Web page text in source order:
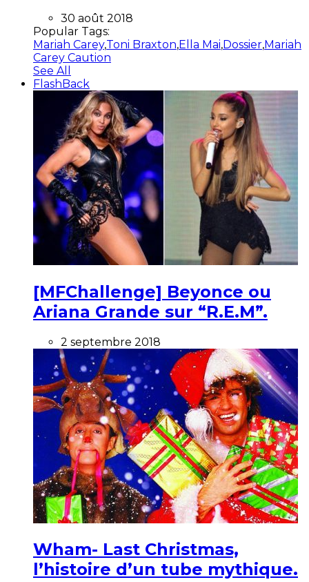
30 août 2018
Popular Tags:
Mariah Carey,Toni Braxton,Ella Mai,Dossier,Mariah
Carey Caution
See All
FlashBack
[MFChallenge] Beyonce ou
Ariana Grande sur “R.E.M”.
2 septembre 2018
Wham- Last Christmas,
l’histoire d’un tube mythique.